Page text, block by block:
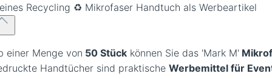
Recycling ♻️ Mikrofaser Handtuch als Werbeartikel
einer Menge von 50 Stück können Sie das 'Mark M'
Handtücher sind praktische Werbemittel für